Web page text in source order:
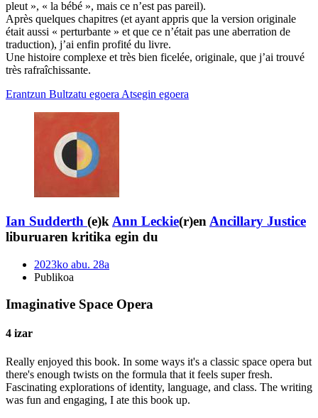
pleut », « la bébé », mais ce n’est pas pareil).
Après quelques chapitres (et ayant appris que la version originale
était aussi « perturbante » et que ce n’était pas une aberration de
traduction), j’ai enfin profité du livre.
Une histoire complexe et très bien ficelée, originale, que j’ai trouvé
très rafraîchissante.
Erantzun Bultzatu egoera Atsegin egoera
Ian Sudderth (e)k Ann Leckie(r)en Ancillary Justice
liburuaren kritika egin du
2023ko abu. 28a
Publikoa
Imaginative Space Opera
4 izar
Really enjoyed this book. In some ways it's a classic space opera but
there's enough twists on the formula that it feels super fresh.
Fascinating explorations of identity, language, and class. The writing
was fun and engaging, I ate this book up.